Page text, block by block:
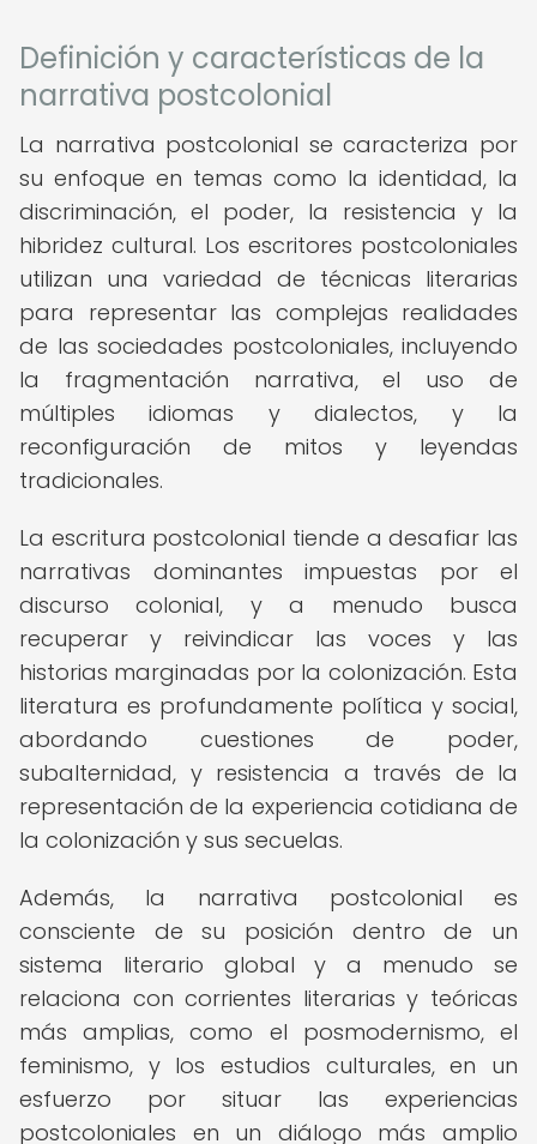
Definición y características de la
narrativa postcolonial
La narrativa postcolonial se caracteriza por
su enfoque en temas como la identidad, la
discriminación, el poder, la resistencia y la
hibridez cultural. Los escritores postcoloniales
utilizan una variedad de técnicas literarias
para representar las complejas realidades
de las sociedades postcoloniales, incluyendo
la fragmentación narrativa, el uso de
múltiples idiomas y dialectos, y la
reconfiguración de mitos y leyendas
tradicionales.
La escritura postcolonial tiende a desafiar las
narrativas dominantes impuestas por el
discurso colonial, y a menudo busca
recuperar y reivindicar las voces y las
historias marginadas por la colonización. Esta
literatura es profundamente política y social,
abordando cuestiones de poder,
subalternidad, y resistencia a través de la
representación de la experiencia cotidiana de
la colonización y sus secuelas.
Además, la narrativa postcolonial es
consciente de su posición dentro de un
sistema literario global y a menudo se
relaciona con corrientes literarias y teóricas
más amplias, como el posmodernismo, el
feminismo, y los estudios culturales, en un
esfuerzo por situar las experiencias
postcoloniales en un diálogo más amplio